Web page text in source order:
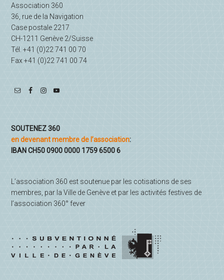
Association 360
36, rue de la Navigation
Case postale 2217
CH-1211 Genève 2/Suisse
Tél. +41 (0)22 741 00 70
Fax +41 (0)22 741 00 74
SOUTENEZ 360
en devenant membre de l’association:
IBAN CH50 0900 0000 1759 6500 6
L’association 360 est soutenue par les cotisations de ses
membres, par la Ville de Genève et par les activités festives de
l’association 360° fever